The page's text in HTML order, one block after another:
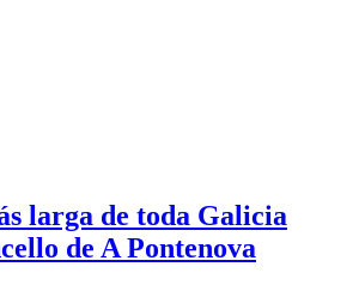
larga de toda Galicia
de A Pontenova